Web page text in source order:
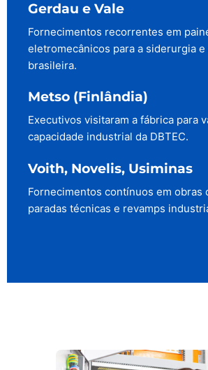
Gerdau e Vale
Fornecimentos recorrentes em
eletromecânicos para a siderurgia e
brasileira.
Metso (Finlândia)
Executivos visitaram a fábrica para
capacidade industrial da DBTEC.
Voith, Novelis, Usiminas
Fornecimentos contínuos em obras
paradas técnicas e revamps